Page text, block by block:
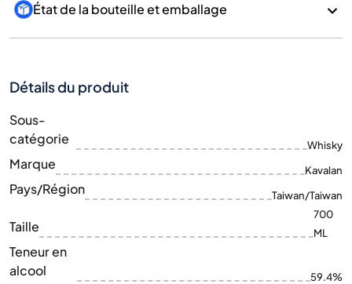
État de la bouteille et emballage
Détails du produit
Sous-
catégorie
Whisky
Marque Kavalan
Pays/Région Taiwan/Taiwan
Taille
700
ML
Teneur en
alcool
59.4%